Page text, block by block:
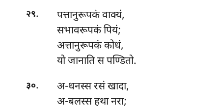
२९.
पत्तानुरूपकं वाक्यं,
सभावरूपकं पियं;
अत्तानुरूपकं कोधं,
यो जानाति स पण्डितो.
३०.
अ-धनस्स रसं खादा,
अ-बलस्स हथा नरा;